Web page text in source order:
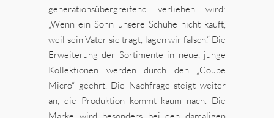
generationsübergreifend verliehen wird:
„Wenn ein Sohn unsere Schuhe nicht kauft,
weil sein Vater sie trägt, lägen wir falsch.“ Die
Erweiterung der Sortimente in neue, junge
Kollektionen werden durch den „Coupe
Micro“ geehrt. Die Nachfrage steigt weiter
an, die Produktion kommt kaum nach. Die